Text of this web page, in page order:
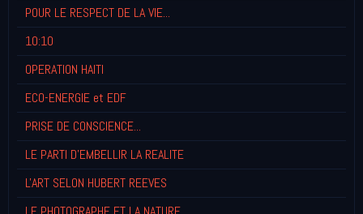
POUR LE RESPECT DE LA VIE...
10:10
OPERATION HAITI
ECO-ENERGIE et EDF
PRISE DE CONSCIENCE...
LE PARTI D'EMBELLIR LA REALITE
L'ART SELON HUBERT REEVES